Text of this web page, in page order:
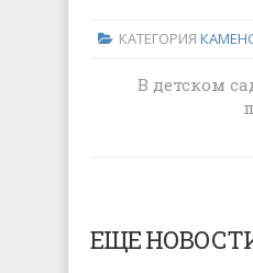
КАТЕГОРИЯ
Лучи
В детском
ЕЩЕ